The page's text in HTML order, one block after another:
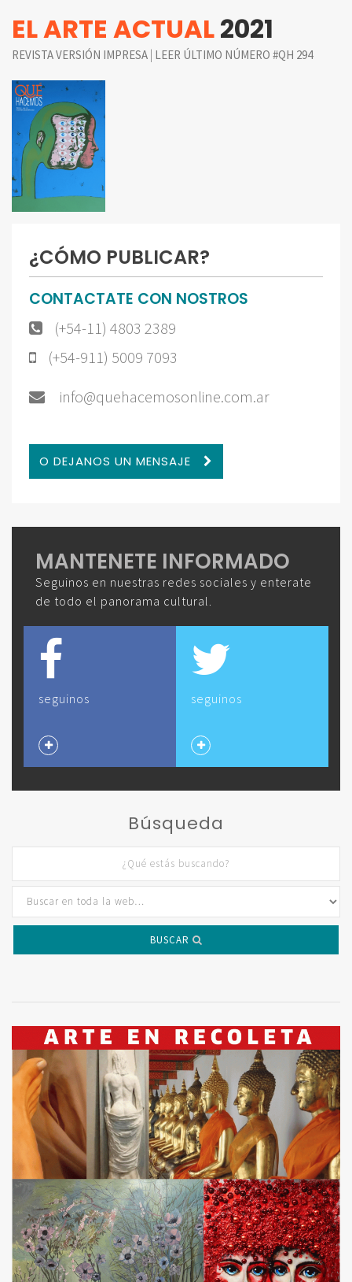
EL ARTE ACTUAL2021
REVISTA VERSIÓN IMPRESA | LEER ÚLTIMO NÚMERO #QH 294
¿CÓMO PUBLICAR?
CONTACTATE CON NOSTROS
(+54-11) 4803 2389
(+54-911) 5009 7093
info@quehacemosonline.com.ar
O DEJANOS UN MENSAJE
MANTENETE INFORMADO
Seguinos en nuestras redes sociales y enterate
de todo el panorama cultural.
seguinos seguinos
Búsqueda
BUSCAR